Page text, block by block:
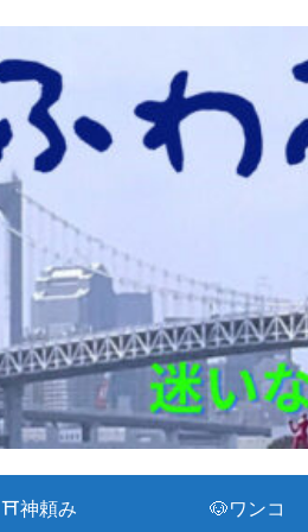
⛩神頼み 🐶ワンコ